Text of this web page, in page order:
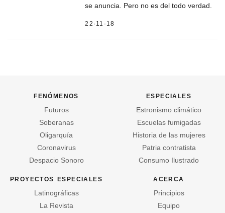
se anuncia. Pero no es del todo verdad.
22·11·18
fenómenos
Futuros
Soberanas
Oligarquía
Coronavirus
Despacio Sonoro
especiales
Estronismo climático
Escuelas fumigadas
Historia de las mujeres
Patria contratista
Consumo Ilustrado
proyectos especiales
Latinográficas
La Revista
acerca
Principios
Equipo